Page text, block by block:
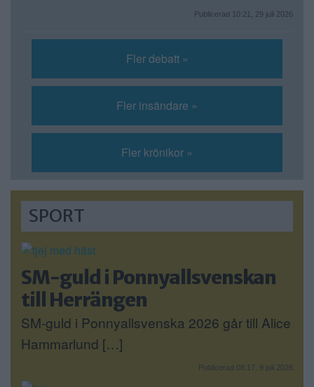
Publicerad 10:21, 29 juli 2026
Fler debatt »
Fler insändare »
Fler krönikor »
SPORT
SM-guld i Ponnyallsvenskan
till Herrängen
SM-guld i Ponnyallsvenska 2026 går till Alice
Hammarlund […]
Publicerad 08:17, 9 juli 2026